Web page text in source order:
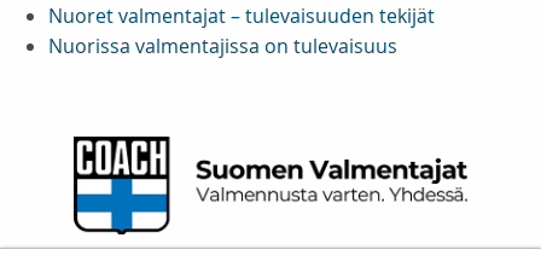
Nuoret valmentajat – tulevaisuuden tekijät
Nuorissa valmentajissa on tulevaisuus